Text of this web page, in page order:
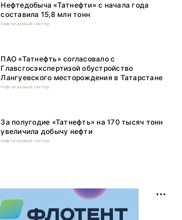
Нефтедобыча «Татнефти» с начала года
составила 15,8 млн тонн
Нефтегазовый сектор
ПАО «Татнефть» согласовало с
Главсгосэкспертизой обустройство
Лангуевского месторождения в Татарстане
Нефтегазовый сектор
За полугодие «Татнефть» на 170 тысяч тонн
увеличила добычу нефти
Нефтегазовый сектор